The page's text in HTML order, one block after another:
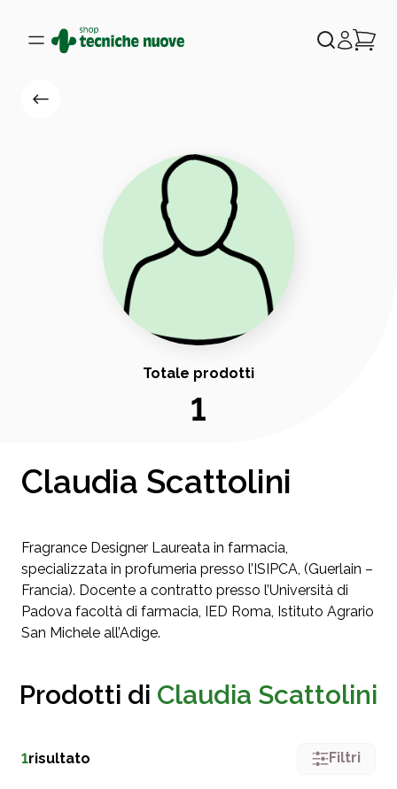
Totale prodotti
1
Claudia Scattolini
Fragrance Designer Laureata in farmacia,
specializzata in profumeria presso l’ISIPCA, (Guerlain –
Francia). Docente a contratto presso l’Università di
Padova facoltà di farmacia, IED Roma, Istituto Agrario
San Michele all’Adige.
Prodotti di Claudia Scattolini
1risultato Filtri